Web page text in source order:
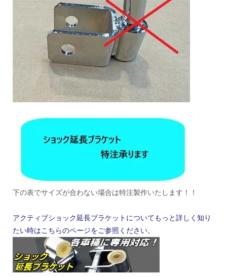
下の表でサイズが合わない場合は特注製作いたします！！
アクティブショック延長ブラケットについてもっと詳しく知り
たい時はこちらのページをご参照ください。